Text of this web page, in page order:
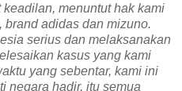
keadilan, menuntut hak kami
adidas dan mizuno.
serius dan melaksanakan
kasus yang kami
yang sebentar, kami ini
negara hadir, itu semua